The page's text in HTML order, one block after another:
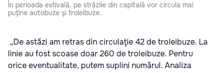
În perioada estivală, pe străzile din capitală vor circula mai
puţine autobuze şi troleibuze.
„De astăzi am retras din circulaţie 42 de troleibuze. La
linie au fost scoase doar 260 de troleibuze. Pentru
orice eventualitate, putem suplini numărul. Analiza